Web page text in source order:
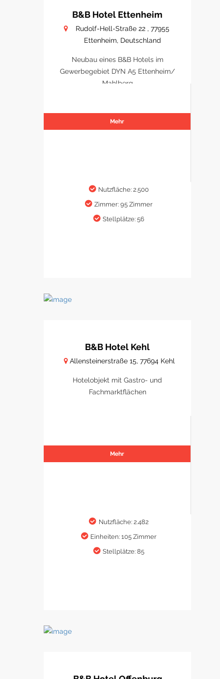
B&B Hotel Ettenheim
Rudolf-Hell-Straße 22 , 77955
Ettenheim, Deutschland
Neubau eines B&B Hotels im
Gewerbegebiet DYN A5 Ettenheim/
Mahlberg
Mehr
Nutzfläche: 2.500
Zimmer: 95 Zimmer
Stellplätze: 56
B&B Hotel Kehl
Allensteinerstraße 15, 77694 Kehl
Hotelobjekt mit Gastro- und
Fachmarktflächen
Mehr
Nutzfläche: 2.482
Einheiten: 105 Zimmer
Stellplätze: 85